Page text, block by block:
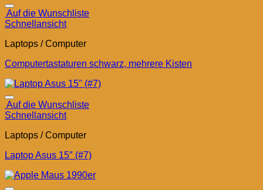
Auf die Wunschliste
Schnellansicht
Laptops / Computer
Computertastaturen schwarz, mehrere Kisten
Auf die Wunschliste
Schnellansicht
Laptops / Computer
Laptop Asus 15″ (#7)